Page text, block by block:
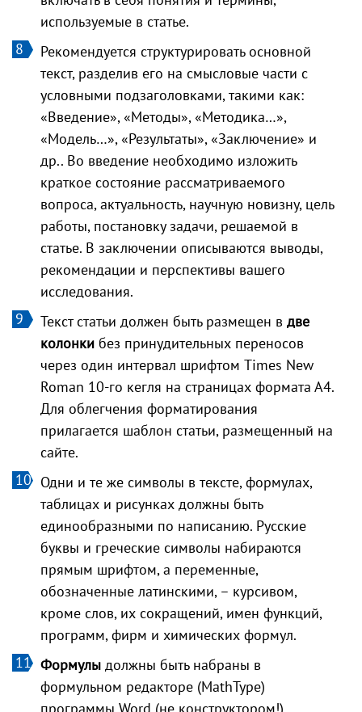
используемые в статье.
Рекомендуется структурировать основной
текст, разделив его на смысловые части с
условными подзаголовками, такими как:
«Введение», «Методы», «Методика…»,
«Модель…», «Результаты», «Заключение» и
др.. Во введение необходимо изложить
краткое состояние рассматриваемого
вопроса, актуальность, научную новизну, цель
работы, постановку задачи, решаемой в
статье. В заключении описываются выводы,
рекомендации и перспективы вашего
исследования.
Текст статьи должен быть размещен в две
колонки без принудительных переносов
через один интервал шрифтом Times New
Roman 10-го кегля на страницах формата А4.
Для облегчения форматирования
прилагается шаблон статьи, размещенный на
сайте.
Одни и те же символы в тексте, формулах,
таблицах и рисунках должны быть
единообразными по написанию. Русские
буквы и греческие символы набираются
прямым шрифтом, а переменные,
обозначенные латинскими, – курсивом,
кроме слов, их сокращений, имен функций,
программ, фирм и химических формул.
Формулы должны быть набраны в
формульном редакторе (MathType)